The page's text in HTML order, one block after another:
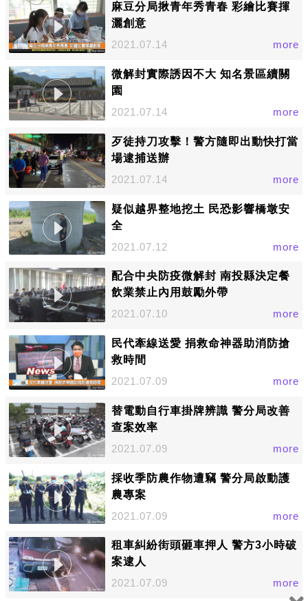
麻豆分局揪青年秀青春 彩繪比賽揮
灑創意
2021.07.14
more
微解封實際誘因不大 知名景區續關
園
2021.07.14
more
歹徒持刀攻擊！警方隨即出動快打當
場逮捕送辦
2021.07.14
more
疑似越界整地挖土 民恐影響橋墩安
全
2021.07.12
more
配合中央防疫微解封 南投縣決定餐
飲業禁止內用鼓勵外帶
2021.07.10
more
民代牽線送愛 捐救命神器助消防搶
救時間
2021.07.09
more
替電動自行車掛牌辨識 警分局改善
查案效率
2021.07.09
more
採收季防農作物遭竊 警分局啟動護
農專案
2021.07.09
more
租車糾紛街頭砸車押人 警方3小時破
案逮人
2021.07.09
more